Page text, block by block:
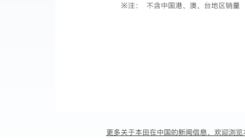
※注： 不含中国港、澳、台地区销量
更多关于本田在中国的新闻信息，欢迎浏